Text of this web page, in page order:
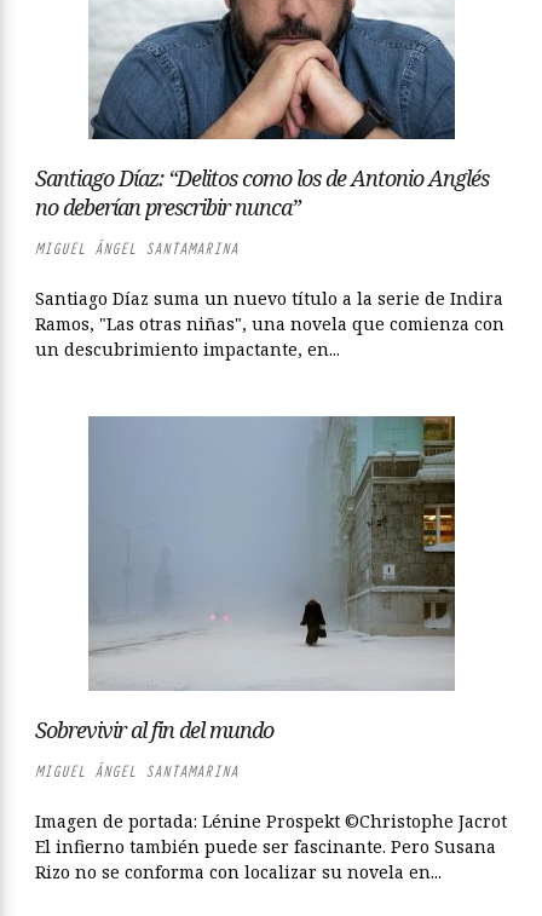
Santiago Díaz: “Delitos como los de Antonio Anglés
no deberían prescribir nunca”
MIGUEL ÁNGEL SANTAMARINA
Santiago Díaz suma un nuevo título a la serie de Indira
Ramos, "Las otras niñas", una novela que comienza con
un descubrimiento impactante, en...
Sobrevivir al fin del mundo
MIGUEL ÁNGEL SANTAMARINA
Imagen de portada: Lénine Prospekt ©Christophe Jacrot
El infierno también puede ser fascinante. Pero Susana
Rizo no se conforma con localizar su novela en...